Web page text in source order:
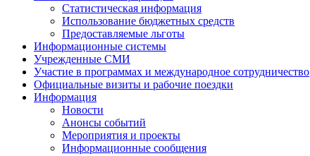
Статистическая информация
Использование бюджетных средств
Предоставляемые льготы
Информационные системы
Учрежденные СМИ
Участие в программах и международное сотрудничество
Официальные визиты и рабочие поездки
Информация
Новости
Анонсы событий
Мероприятия и проекты
Информационные сообщения